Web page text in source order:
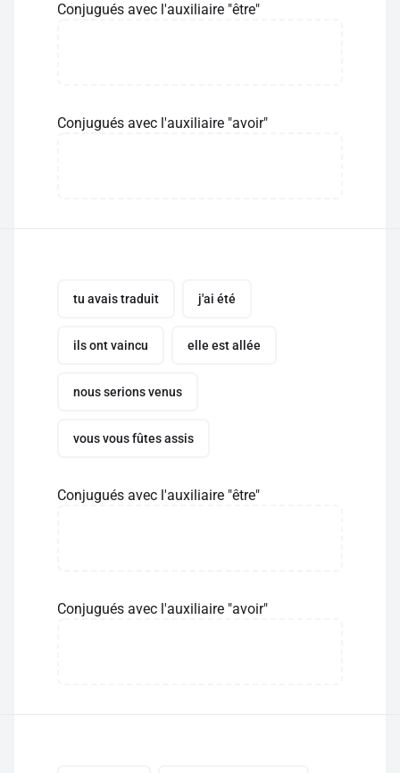
Conjugués avec l'auxiliaire "être"
Conjugués avec l'auxiliaire "avoir"
tu avais traduit j'ai été
ils ont vaincu elle est allée
nous serions venus
vous vous fûtes assis
Conjugués avec l'auxiliaire "être"
Conjugués avec l'auxiliaire "avoir"